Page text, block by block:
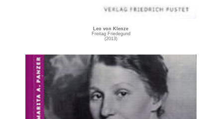
Leo von Klenze
Freitag Friedegund
(2013)